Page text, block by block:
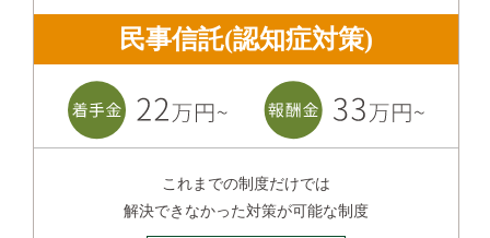
民事信託(認知症対策)
これまでの制度だけでは
解決できなかった対策が可能な制度